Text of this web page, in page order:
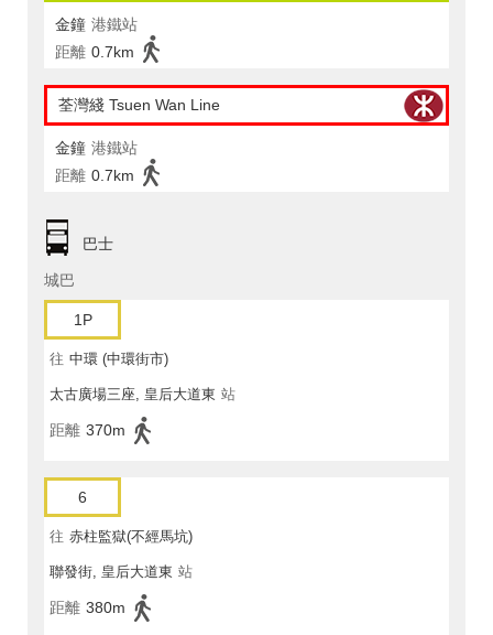
金鐘 港鐵站
距離 0.7km
荃灣綫 Tsuen Wan Line
金鐘 港鐵站
距離 0.7km
巴士
城巴
1P
往 中環 (中環街市)
太古廣場三座, 皇后大道東 站
距離 370m
6
往 赤柱監獄(不經馬坑)
聯發街, 皇后大道東 站
距離 380m